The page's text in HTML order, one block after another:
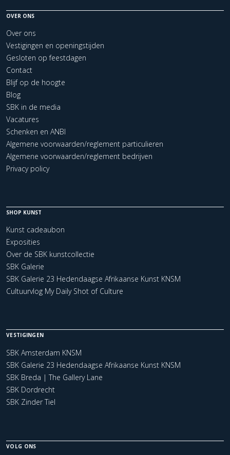
OVER ONS
Over ons
Vestigingen en openingstijden
Gesloten op feestdagen
Contact
Blijf op de hoogte
Blog
SBK in de media
Vacatures
Schenken en ANBI
Algemene voorwaarden/reglement particulieren
Algemene voorwaarden/reglement bedrijven
Privacy policy
SHOP KUNST
Kunst cadeaubon
Exposities
Over de SBK kunstcollectie
SBK Galerie
SBK Galerie 23 Hedendaagse Afrikaanse Kunst KNSM
Cultuurvlog My Daily Shot of Culture
VESTIGINGEN
SBK Amsterdam KNSM
SBK Galerie 23 Hedendaagse Afrikaanse Kunst KNSM
SBK Breda | The Gallery Lane
SBK Dordrecht
SBK Zinder Tiel
VOLG ONS